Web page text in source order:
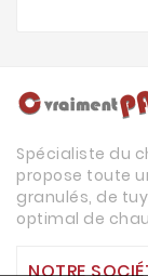
Spécialiste du
propose toute
granulés, de
optimal de
NOTRE